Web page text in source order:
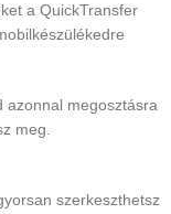
a QuickTransfer
azonnal megosztásra
meg.
szerkeszthetsz